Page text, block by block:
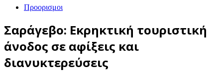
Προορισμοι
Σαράγεβο: Εκρηκτική τουριστική
άνοδος σε αφίξεις και
διανυκτερεύσεις